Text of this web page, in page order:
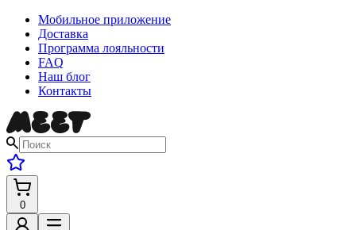
Мобильное приложение
Доставка
Программа лояльности
FAQ
Наш блог
Контакты
0